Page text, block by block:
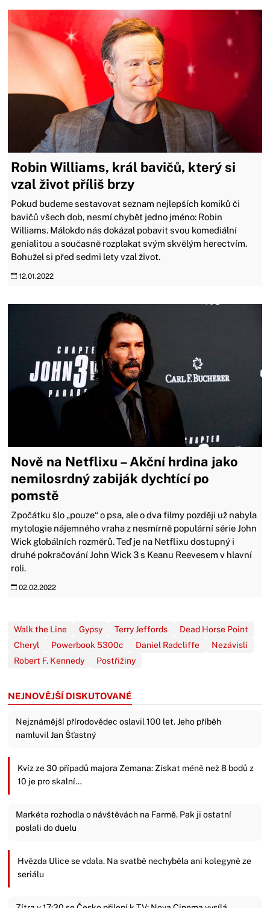
Robin Williams, král bavičů, který si
vzal život příliš brzy
Pokud budeme sestavovat seznam nejlepších komiků či
bavičů všech dob, nesmí chybět jedno jméno: Robin
Williams. Málokdo nás dokázal pobavit svou komediální
genialitou a současně rozplakat svým skvělým herectvím.
Bohužel si před sedmi lety vzal život.
12.01.2022
Nově na Netflixu – Akční hrdina jako
nemilosrdný zabiják dychtící po
pomstě
Zpočátku šlo „pouze“ o psa, ale o dva filmy později už nabyla
mytologie nájemného vraha z nesmírně populární série John
Wick globálních rozměrů. Teď je na Netflixu dostupný i
druhé pokračování John Wick 3 s Keanu Reevesem v hlavní
roli.
02.02.2022
Walk the Line Gypsy Terry Jeffords
Dead Horse Point
Cheryl
Powerbook 5300c Daniel Radcliffe
Nezávislí
Robert F. Kennedy
Postřižiny
NEJNOVĚJŠÍ DISKUTOVANÉ
Nejznámější přírodovědec oslavil 100 let. Jeho příběh
namluvil Jan Šťastný
Kvíz ze 30 případů majora Zemana: Získat méně než 8 bodů z
10 je pro skalní…
Markéta rozhodla o návštěvách na Farmě. Pak ji ostatní
poslali do duelu
Hvězda Ulice se vdala. Na svatbě nechyběla ani kolegyně ze
seriálu